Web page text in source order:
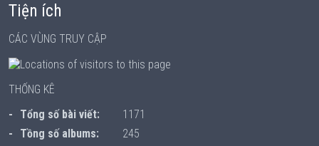
Tiện ích
CÁC VÙNG TRUY CẬP
THỐNG KÊ
Tổng số bài viết:
1171
Tồng số albums:
245